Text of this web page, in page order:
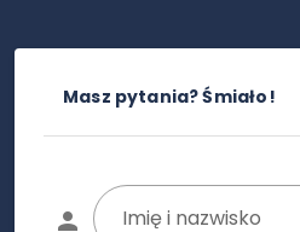
Masz pytania? Śmiało!
Imię i nazwisko